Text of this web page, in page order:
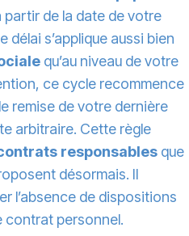
partir de la date de votre
délai s’applique aussi bien
qu’au niveau de votre
ce cycle recommence
remise de votre dernière
arbitraire. Cette règle
responsables que
désormais. Il
l’absence de dispositions
contrat personnel.